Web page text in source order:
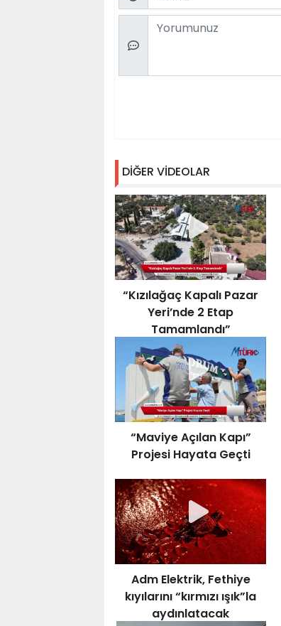
Comment
DİĞER VİDEOLAR
“Kızılağaç Kapalı Pazar
Yeri’nde 2 Etap
Tamamlandı”
“Maviye Açılan Kapı”
Projesi Hayata Geçti
Adm Elektrik, Fethiye
kıyılarını “kırmızı ışık”la
aydınlatacak